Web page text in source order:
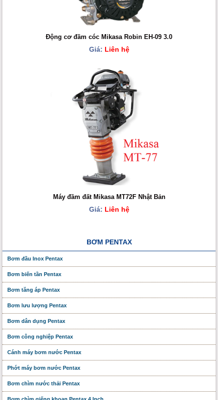
Động cơ đầm cóc Mikasa Robin EH-09 3.0
Giá: Liên hệ
Máy đầm đất Mikasa MT72F Nhật Bản
Giá: Liên hệ
BƠM PENTAX
Bơm đầu Inox Pentax
Bơm biến tần Pentax
Bơm tăng áp Pentax
Bơm lưu lượng Pentax
Bơm dân dụng Pentax
Bơm công nghiệp Pentax
Cánh máy bơm nước Pentax
Phớt máy bơm nước Pentax
Bơm chìm nước thải Pentax